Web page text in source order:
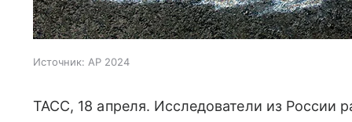
Источник: AP 2024
ТАСС, 18 апреля. Исследователи из России